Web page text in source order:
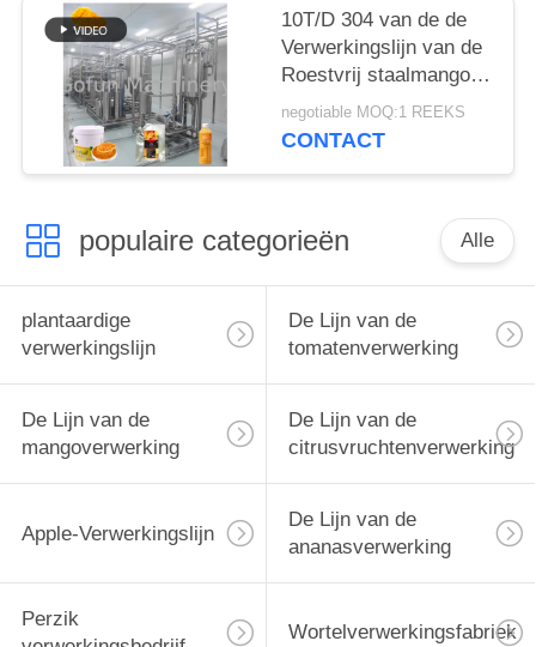
10T/D 304 van de de
Verwerkingslijn van de
Roestvrij staalmango
Aseptisch de
Zakpakket
negotiable MOQ:1 REEKS
CONTACT
populaire categorieën Alle
plantaardige
verwerkingslijn
De Lijn van de
tomatenverwerking
De Lijn van de
mangoverwerking
De Lijn van de
citrusvruchtenverwerking
Apple-Verwerkingslijn
De Lijn van de
ananasverwerking
Perzik
Wortelverwerkingsfabriek